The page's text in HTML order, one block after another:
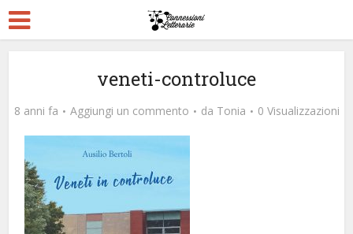
veneti-controluce
8 anni fa Aggiungi un commento da Tonia 0 Visualizzazioni